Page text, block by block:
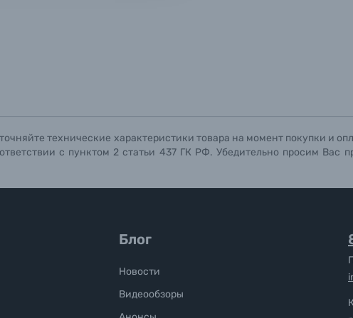
технические характеристики товара на момент покупки и
с пунктом 2 статьи 437 ГК РФ. Убедительно просим Вас
Блог
Новости
Видеообзоры